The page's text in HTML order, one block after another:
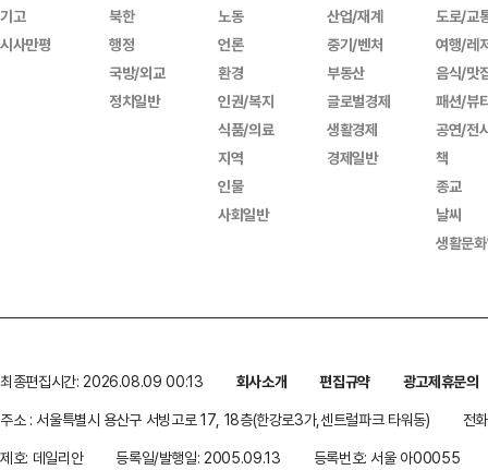
기고
시사만평
북한
행정
국방/외교
정치일반
노동
언론
환경
인권/복지
식품/의료
지역
인물
사회일반
산업/재계
중기/벤처
부동산
글로벌경제
생활경제
경제일반
도로/교
여행/레
음식/맛
패션/뷰
공연/전
책
종교
날씨
생활문
최종편집시간: 2026.08.09 00:13 회사소개 편집규약
광고제휴문의
주소 : 서울특별시 용산구 서빙고로 17, 18층(한강로3가,센트럴파크 타워동)
전
제호: 데일리안
등록일/발행일: 2005.09.13 등록번호: 서울 아00055